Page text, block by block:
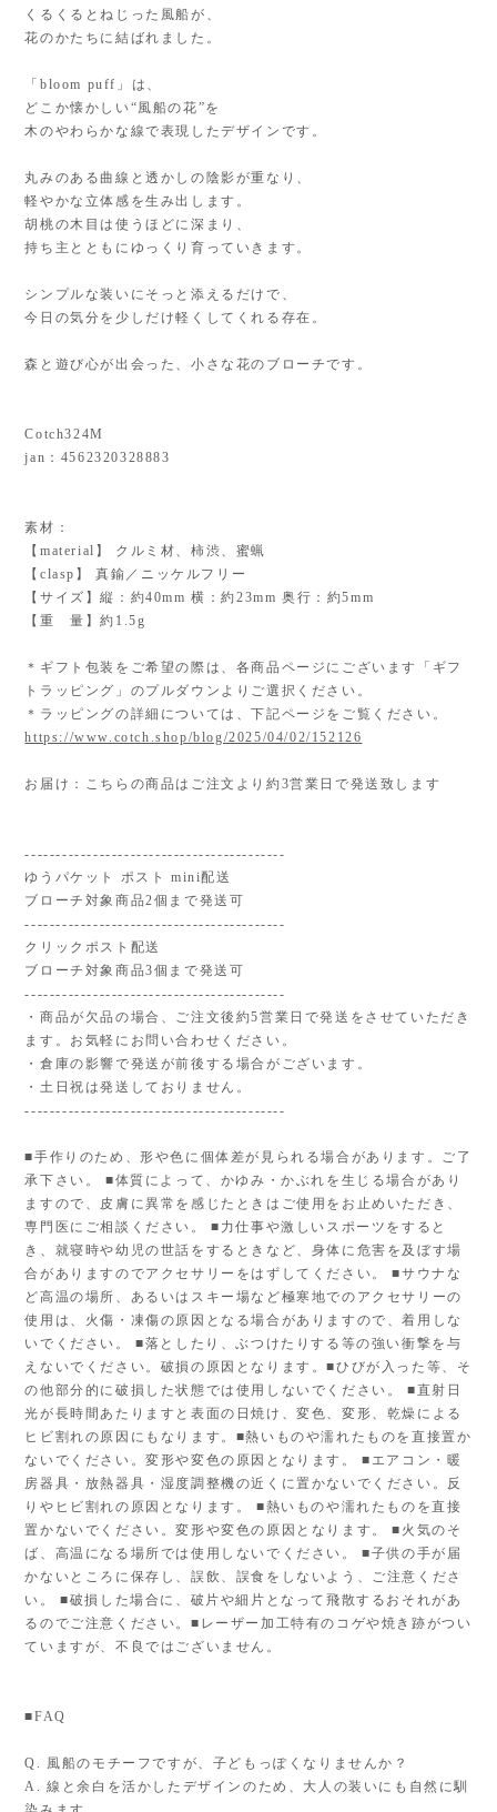
くるくるとねじった風船が、
花のかたちに結ばれました。
「bloom puff」は、
どこか懐かしい“風船の花”を
木のやわらかな線で表現したデザインです。
丸みのある曲線と透かしの陰影が重なり、
軽やかな立体感を生み出します。
胡桃の木目は使うほどに深まり、
持ち主とともにゆっくり育っていきます。
シンプルな装いにそっと添えるだけで、
今日の気分を少しだけ軽くしてくれる存在。
森と遊び心が出会った、小さな花のブローチです。
Cotch324M
jan：4562320328883
素材：
【material】 クルミ材、柿渋、蜜蝋
【clasp】 真鍮／ニッケルフリー
【サイズ】縦：約40mm 横：約23mm 奥行：約5mm
【重 量】約1.5g
＊ギフト包装をご希望の際は、各商品ページにございます「ギフ
トラッピング」のプルダウンよりご選択ください。
＊ラッピングの詳細については、下記ページをご覧ください。
https://www.cotch.shop/blog/2025/04/02/152126
お届け：こちらの商品はご注文より約3営業日で発送致します
------------------------------------------
ゆうパケット ポスト mini配送
ブローチ対象商品2個まで発送可
------------------------------------------
クリックポスト配送
ブローチ対象商品3個まで発送可
------------------------------------------
・商品が欠品の場合、ご注文後約5営業日で発送をさせていただき
ます。お気軽にお問い合わせください。
・倉庫の影響で発送が前後する場合がございます。
・土日祝は発送しておりません。
------------------------------------------
■手作りのため、形や色に個体差が見られる場合があります。ご了
承下さい。 ■体質によって、かゆみ・かぶれを生じる場合があり
ますので、皮膚に異常を感じたときはご使用をお止めいただき、
専門医にご相談ください。 ■力仕事や激しいスポーツをすると
き、就寝時や幼児の世話をするときなど、身体に危害を及ぼす場
合がありますのでアクセサリーをはずしてください。 ■サウナな
ど高温の場所、あるいはスキー場など極寒地でのアクセサリーの
使用は、火傷・凍傷の原因となる場合がありますので、着用しな
いでください。 ■落としたり、ぶつけたりする等の強い衝撃を与
えないでください。破損の原因となります。■ひびが入った等、そ
の他部分的に破損した状態では使用しないでください。 ■直射日
光が長時間あたりますと表面の日焼け、変色、変形、乾燥による
ヒビ割れの原因にもなります。■熱いものや濡れたものを直接置か
ないでください。変形や変色の原因となります。 ■エアコン・暖
房器具・放熱器具・湿度調整機の近くに置かないでください。反
りやヒビ割れの原因となります。 ■熱いものや濡れたものを直接
置かないでください。変形や変色の原因となります。 ■火気のそ
ば、高温になる場所では使用しないでください。 ■子供の手が届
かないところに保存し、誤飲、誤食をしないよう、ご注意くださ
い。 ■破損した場合に、破片や細片となって飛散するおそれがあ
るのでご注意ください。■レーザー加工特有のコゲや焼き跡がつい
ていますが、不良ではございません。
■FAQ
Q. 風船のモチーフですが、子どもっぽくなりませんか？
A. 線と余白を活かしたデザインのため、大人の装いにも自然に馴